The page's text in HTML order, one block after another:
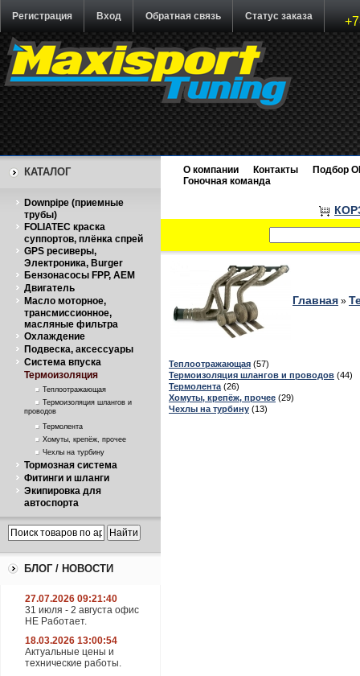
Регистрация Вход Обратная связь Статус заказа
КАТАЛОГ
Downpipe (приемные
трубы)
FOLIATEC краска
суппортов, плёнка спрей
GPS ресиверы,
Электроника, Burger
Бензонасосы FPP, AEM
Двигатель
Масло моторное,
трансмиссионное,
масляные фильтра
Охлаждение
Подвеска, аксессуары
Система впуска
Термоизоляция
Теплоотражающая
Термоизоляция шлангов и
проводов
Термолента
Хомуты, крепёж, прочее
Чехлы на турбину
Тормозная система
Фитинги и шланги
Экипировка для
автоспорта
БЛОГ / НОВОСТИ
27.07.2026 09:21:40
31 июля - 2 августа офис
НЕ Работает.
18.03.2026 13:00:54
Актуальные цены и
технические работы.
О компании Контакты
Подбор
Гоночная команда
Главная »
Теплоотражающая (57)
Термоизоляция шлангов и проводов (44)
Термолента (26)
Хомуты, крепёж, прочее (29)
Чехлы на турбину (13)